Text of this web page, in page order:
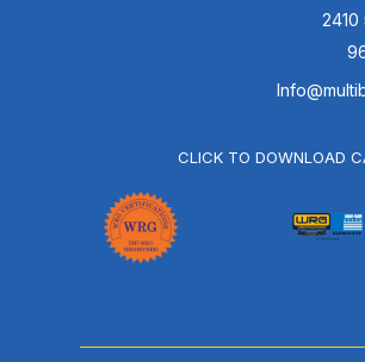
CLICK TO DOWNLOAD